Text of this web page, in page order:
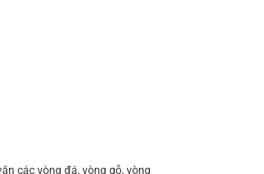
các vòng đá, vòng gỗ, vòng